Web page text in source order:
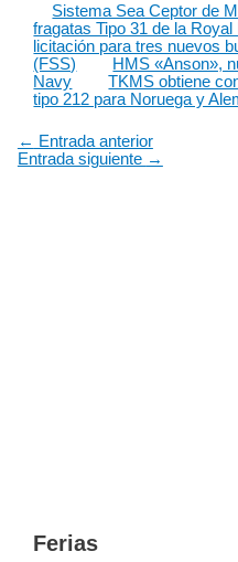
Sistema Sea Ceptor de
fragatas Tipo 31 de la Royal
licitación para tres nuevos
(FSS)
HMS «Anson»,
Navy
TKMS obtiene
tipo 212 para Noruega y
← Entrada anterior
Entrada siguiente →
Ferias